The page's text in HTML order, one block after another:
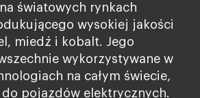
światowych rynkach
wysokiej jakości
miedź i kobalt. Jego
wykorzystywane w
na całym świecie,
pojazdów elektrycznych.